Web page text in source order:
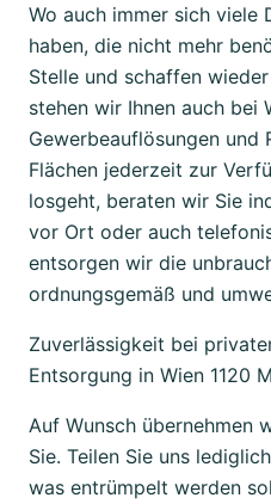
Wo auch immer sich viele
haben, die nicht mehr
Stelle und schaffen
stehen wir Ihnen auch bei
Gewerbeauflösungen und
Flächen jederzeit zur
losgeht, beraten wir Sie
vor Ort oder auch
entsorgen wir die
ordnungsgemäß und
Zuverlässigkeit bei
Entsorgung in Wien 1120
Auf Wunsch übernehmen
Sie. Teilen Sie uns
was entrümpelt werden